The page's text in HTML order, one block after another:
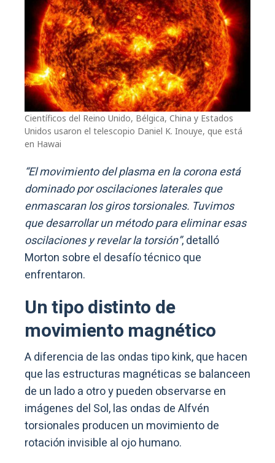
Científicos del Reino Unido, Bélgica, China y Estados
Unidos usaron el telescopio Daniel K. Inouye, que está
en Hawai
“El movimiento del plasma en la corona está
dominado por oscilaciones laterales que
enmascaran los giros torsionales. Tuvimos
que desarrollar un método para eliminar esas
oscilaciones y revelar la torsión”, detalló
Morton sobre el desafío técnico que
enfrentaron.
Un tipo distinto de
movimiento magnético
A diferencia de las ondas tipo kink, que hacen
que las estructuras magnéticas se balanceen
de un lado a otro y pueden observarse en
imágenes del Sol, las ondas de Alfvén
torsionales producen un movimiento de
rotación invisible al ojo humano.